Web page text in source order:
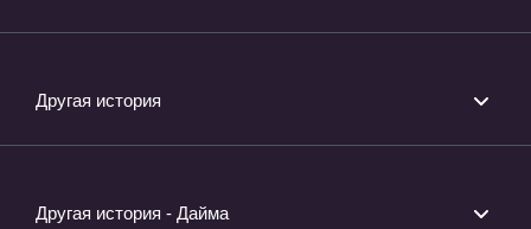
Другая история
Другая история - Дайма